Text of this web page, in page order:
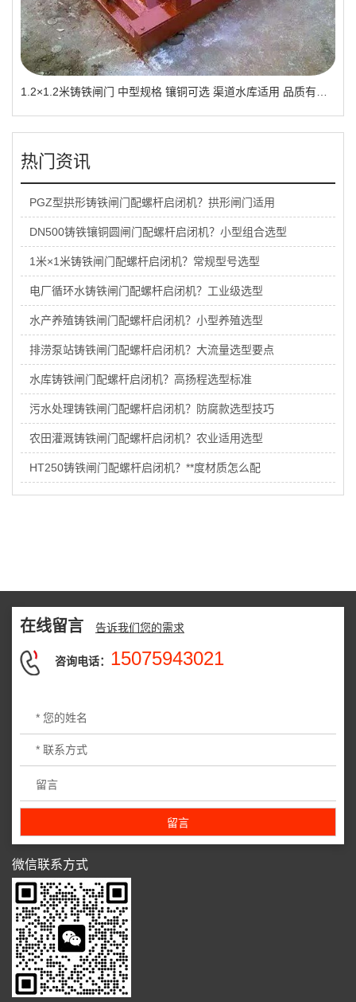
热门资讯
PGZ型拱形铸铁闸门配螺杆启闭机？拱形闸门适用
DN500铸铁镶铜圆闸门配螺杆启闭机？小型组合选型
1米×1米铸铁闸门配螺杆启闭机？常规型号选型
电厂循环水铸铁闸门配螺杆启闭机？工业级选型
水产养殖铸铁闸门配螺杆启闭机？小型养殖选型
排涝泵站铸铁闸门配螺杆启闭机？大流量选型要点
水库铸铁闸门配螺杆启闭机？高扬程选型标准
污水处理铸铁闸门配螺杆启闭机？防腐款选型技巧
农田灌溉铸铁闸门配螺杆启闭机？农业适用选型
HT250铸铁闸门配螺杆启闭机？**度材质怎么配
在线留言 告诉我们您的需求
咨询电话： 15075943021
微信联系方式